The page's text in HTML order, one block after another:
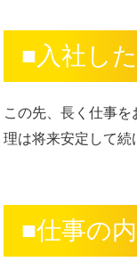
■入社し
この先、長く仕事
理は将来安定して続
■仕事の